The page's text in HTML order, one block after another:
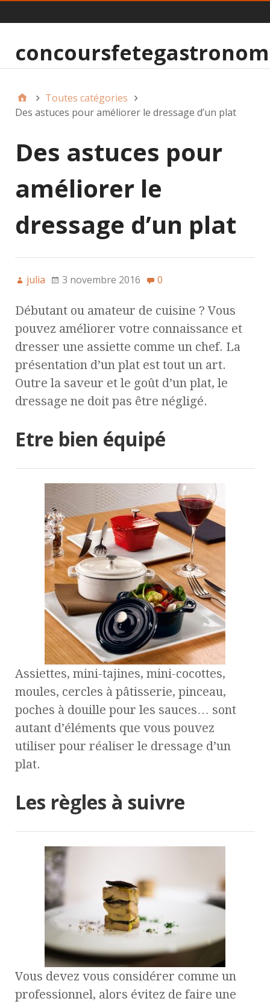
Toutes catégories
Des astuces pour améliorer le dressage d’un plat
Des astuces pour
améliorer le
dressage d’un plat
julia 3 novembre 2016 0
Débutant ou amateur de cuisine ? Vous
pouvez améliorer votre connaissance et
dresser une assiette comme un chef. La
présentation d’un plat est tout un art.
Outre la saveur et le goût d’un plat, le
dressage ne doit pas être négligé.
Etre bien équipé
Assiettes, mini-tajines, mini-cocottes,
moules, cercles à pâtisserie, pinceau,
poches à douille pour les sauces… sont
autant d’éléments que vous pouvez
utiliser pour réaliser le dressage d’un
plat.
Les règles à suivre
Vous devez vous considérer comme un
professionnel, alors évitez de faire une